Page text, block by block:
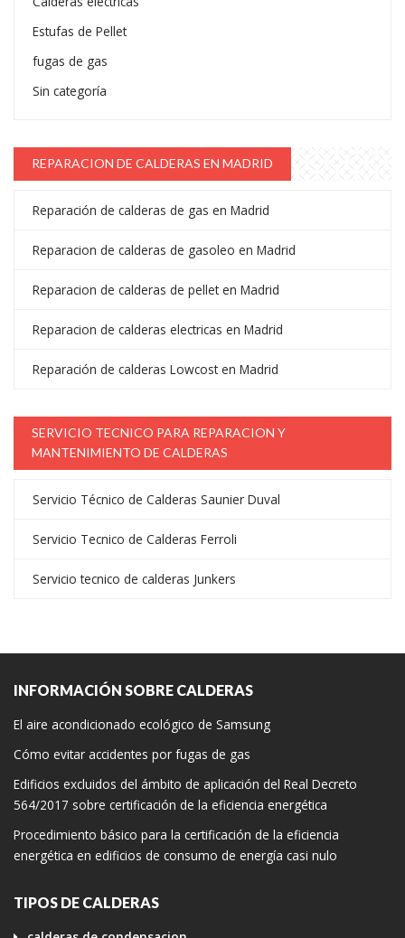
Estufas de Pellet
fugas de gas
Sin categoría
REPARACION DE CALDERAS EN MADRID
Reparación de calderas de gas en Madrid
Reparacion de calderas de gasoleo en Madrid
Reparacion de calderas de pellet en Madrid
Reparacion de calderas electricas en Madrid
Reparación de calderas Lowcost en Madrid
SERVICIO TECNICO PARA REPARACION Y
MANTENIMIENTO DE CALDERAS
Servicio Técnico de Calderas Saunier Duval
Servicio Tecnico de Calderas Ferroli
Servicio tecnico de calderas Junkers
INFORMACIÓN SOBRE CALDERAS
El aire acondicionado ecológico de Samsung
Cómo evitar accidentes por fugas de gas
Edificios excluidos del ámbito de aplicación del Real Decreto
564/2017 sobre certificación de la eficiencia energética
Procedimiento básico para la certificación de la eficiencia
energética en edificios de consumo de energía casi nulo
TIPOS DE CALDERAS